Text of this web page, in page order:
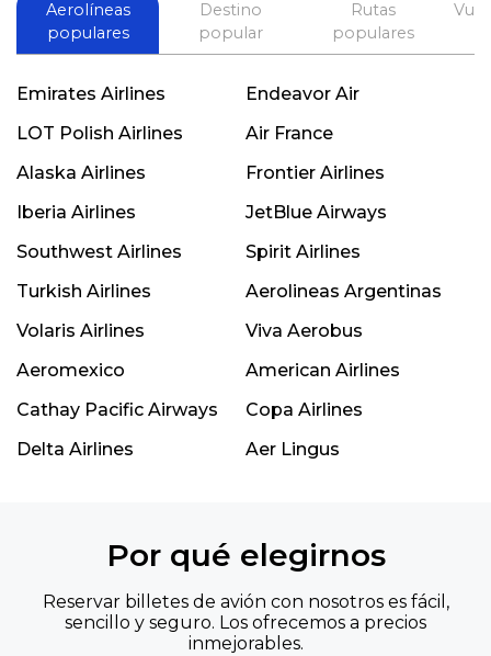
Aerolíneas
populares
Destino
popular
Rutas
populares
Emirates Airlines
Endeavor Air
LOT Polish Airlines
Air France
Alaska Airlines
Frontier Airlines
Iberia Airlines
JetBlue Airways
Southwest Airlines
Spirit Airlines
Turkish Airlines
Aerolineas Argentinas
Volaris Airlines
Viva Aerobus
Aeromexico
American Airlines
Cathay Pacific Airways
Copa Airlines
Delta Airlines
Aer Lingus
Por qué elegirnos
Reservar billetes de avión con nosotros es fácil,
sencillo y seguro. Los ofrecemos a precios
inmejorables.